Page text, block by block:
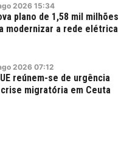
2026 15:34
plano de 1,58 mil milhões
modernizar a rede elétrica
2026 07:12
reúnem-se de urgência
migratória em Ceuta